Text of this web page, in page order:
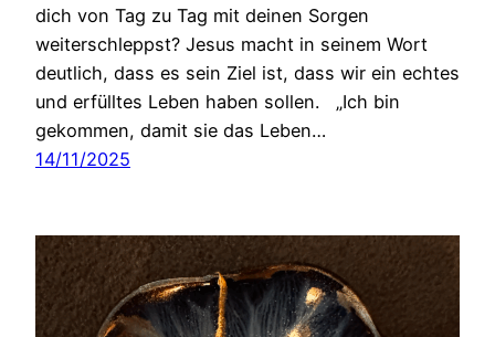
dich von Tag zu Tag mit deinen Sorgen
weiterschleppst? Jesus macht in seinem Wort
deutlich, dass es sein Ziel ist, dass wir ein echtes
und erfülltes Leben haben sollen. „Ich bin
gekommen, damit sie das Leben…
14/11/2025